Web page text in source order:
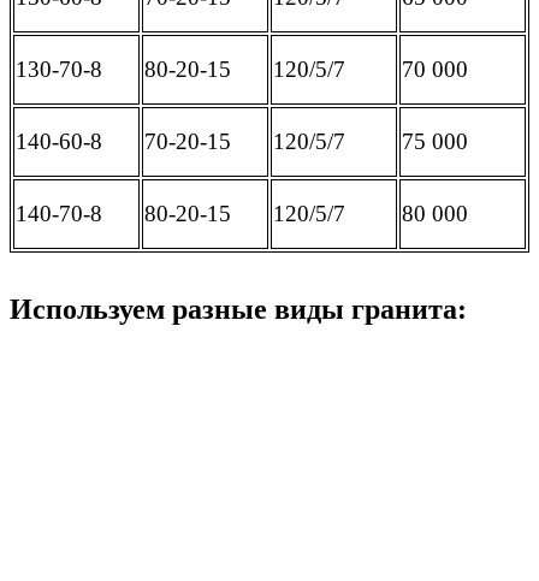
130-70-8 80-20-15 120/5/7 70 000
140-60-8 70-20-15 120/5/7 75 000
140-70-8 80-20-15 120/5/7 80 000
Используем разные виды гранита: